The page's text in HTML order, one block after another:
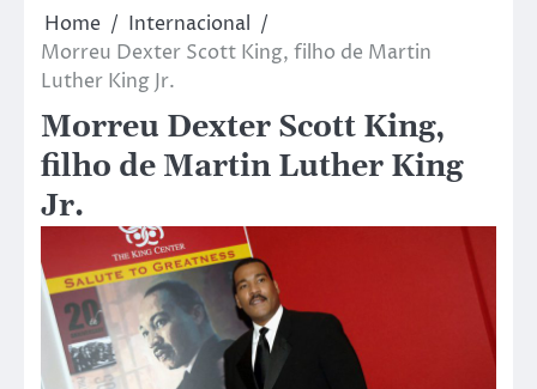
Home
Internacional
Morreu Dexter Scott King, filho de Martin
Luther King Jr.
Morreu Dexter Scott King,
filho de Martin Luther King
Jr.